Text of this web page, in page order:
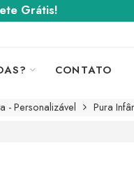
Grátis!
CONTATO
- Personalizável Pura